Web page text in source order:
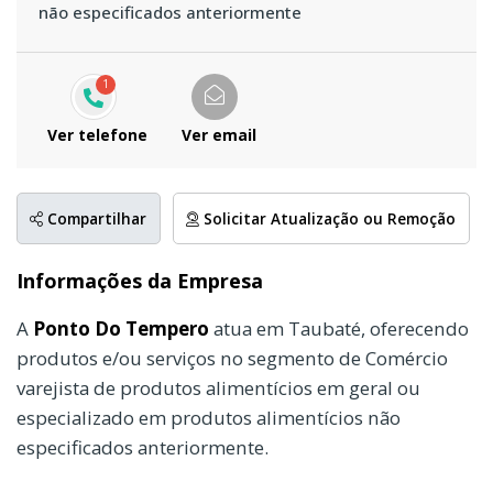
não especificados anteriormente
1
Ver telefone Ver email
Compartilhar Solicitar Atualização ou Remoção
Informações da Empresa
A Ponto Do Tempero atua em Taubaté, oferecendo
produtos e/ou serviços no segmento de Comércio
varejista de produtos alimentícios em geral ou
especializado em produtos alimentícios não
especificados anteriormente.